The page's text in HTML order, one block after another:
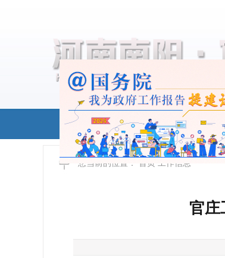
首页 政
您当前的位置： 首页 工作信息
官庄